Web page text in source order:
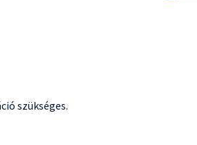
szükséges.